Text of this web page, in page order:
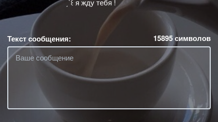
ˏˋ꒰ я жду тебя !
Текст сообщения: 15895символов